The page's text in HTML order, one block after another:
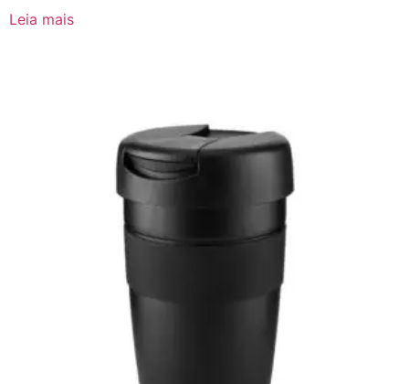
Leia mais